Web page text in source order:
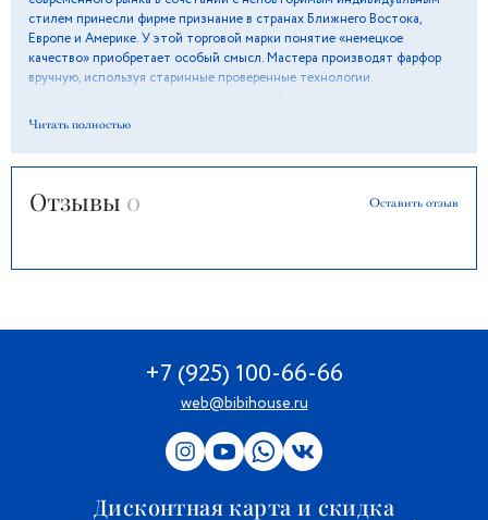
стилем принесли фирме признание в странах Ближнего Востока,
Европе и Америке. У этой торговой марки понятие «немецкое
качество» приобретает особый смысл. Мастера производят фарфор
вручную, используя старинные проверенные технологии.
ощущение вкуса и элегантности, а особая глазурь поможет сохранить
Читать полностью
Отзывы 0 Оставить отзыв
+7 (925) 100-66-66
web@bibihouse.ru
Дисконтная карта и скидка